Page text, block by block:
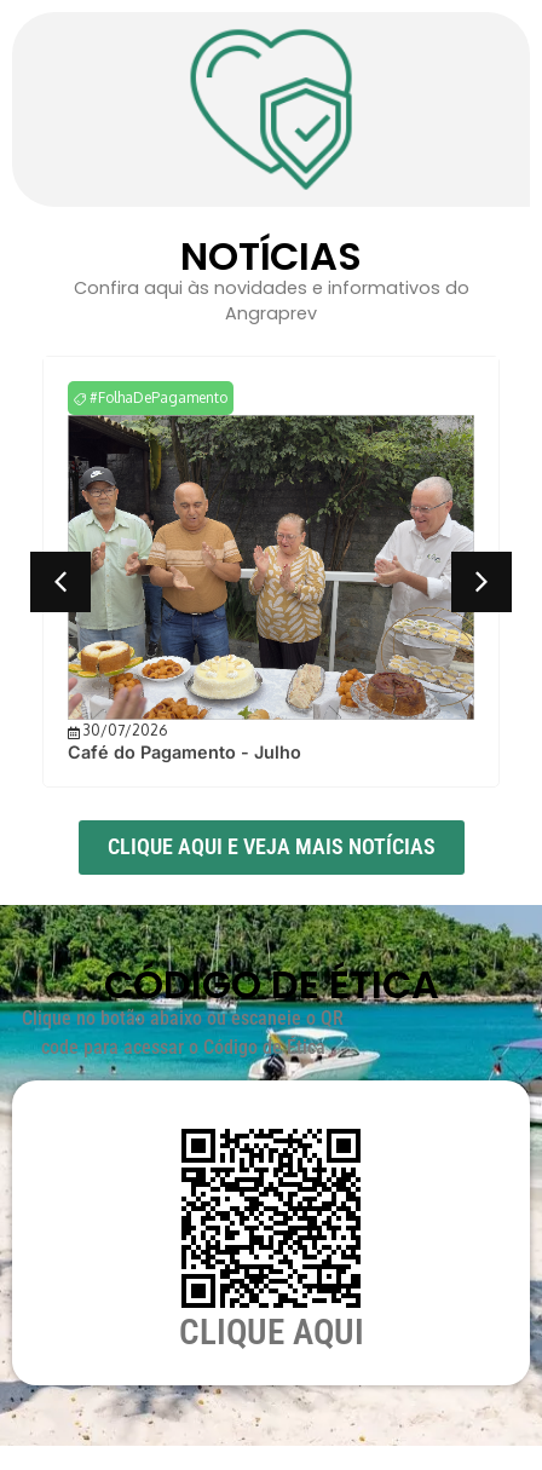
NOTÍCIAS
Confira aqui às novidades e informativos do
Angraprev
#FolhaDePagamento
30/07/2026
Café do Pagamento - Julho
CLIQUE AQUI E VEJA MAIS NOTÍCIAS
CÓDIGO DE ÉTICA
Clique no botão abaixo ou escaneie o QR
code para acessar o Código de Ética
CLIQUE AQUI